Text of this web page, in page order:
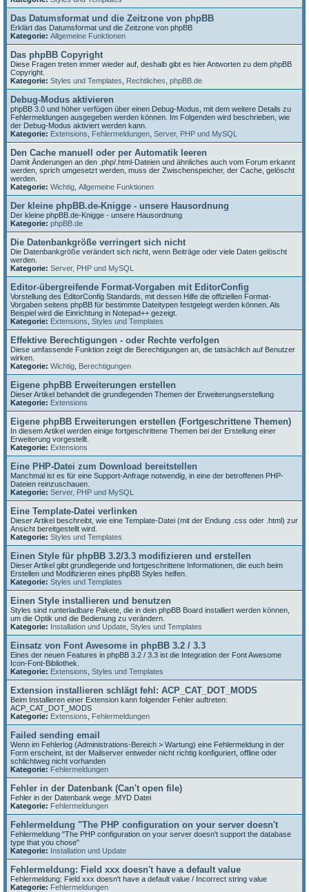
Das Datumsformat und die Zeitzone von phpBB
Erklärt das Datumsformat und die Zeitzone von phpBB
Kategorie: Allgemeine Funktionen
Das phpBB Copyright
Diese Fragen treten immer wieder auf, deshalb gibt es hier Antworten zu dem phpBB
Copyright.
Kategorie: Styles und Templates Rechtliches phpBB.de
Debug-Modus aktivieren
phpBB 3.0 und höher verfügen über einen Debug-Modus, mit dem weitere Details zu
Fehlermeldungen ausgegeben werden können. Im Folgenden wird beschrieben, wie
der Debug-Modus aktiviert werden kann.
Kategorie: Extensions Fehlermeldungen Server, PHP und MySQL
Den Cache manuell oder per Automatik leeren
Damit Änderungen an den .php/.html-Dateien und ähnliches auch vom Forum erkannt
werden, sprich umgesetzt werden, muss der Zwischenspeicher, der Cache, gelöscht
werden.
Kategorie: Wichtig Allgemeine Funktionen
Der kleine phpBB.de-Knigge - unsere Hausordnung
Der kleine phpBB.de-Knigge - unsere Hausordnung
Kategorie: phpBB.de
Die Datenbankgröße verringert sich nicht
Die Datenbankgröße verändert sich nicht, wenn Beiträge oder viele Daten gelöscht
werden.
Kategorie: Server, PHP und MySQL
Editor-übergreifende Format-Vorgaben mit EditorConfig
Vorstellung des EditorConfig Standards, mit dessen Hilfe die offiziellen Format-
Vorgaben seitens phpBB für bestimmte Dateitypen festgelegt werden können. Als
Beispiel wird die Einrichtung in Notepad++ gezeigt.
Kategorie: Extensions Styles und Templates
Effektive Berechtigungen - oder Rechte verfolgen
Diese umfassende Funktion zeigt die Berechtigungen an, die tatsächlich auf Benutzer
wirken.
Kategorie: Wichtig Berechtigungen
Eigene phpBB Erweiterungen erstellen
Dieser Artikel behandelt die grundlegenden Themen der Erweiterungserstellung
Kategorie: Extensions
Eigene phpBB Erweiterungen erstellen (Fortgeschrittene Themen)
In diesem Artikel werden einige fortgeschrittene Themen bei der Erstellung einer
Erweiterung vorgestellt.
Kategorie: Extensions
Eine PHP-Datei zum Download bereitstellen
Manchmal ist es für eine Support-Anfrage notwendig, in eine der betroffenen PHP-
Dateien reinzuschauen.
Kategorie: Server, PHP und MySQL
Eine Template-Datei verlinken
Dieser Artikel beschreibt, wie eine Template-Datei (mit der Endung .css oder .html) zur
Ansicht bereitgestellt wird.
Kategorie: Styles und Templates
Einen Style für phpBB 3.2/3.3 modifizieren und erstellen
Dieser Artikel gibt grundlegende und fortgeschrittene Informationen, die euch beim
Erstellen und Modifizieren eines phpBB Styles helfen.
Kategorie: Styles und Templates
Einen Style installieren und benutzen
Styles sind runterladbare Pakete, die in dein phpBB Board installiert werden können,
um die Optik und die Bedienung zu verändern.
Kategorie: Installation und Update Styles und Templates
Einsatz von Font Awesome in phpBB 3.2 / 3.3
Eines der neuen Features in phpBB 3.2 / 3.3 ist die Integration der Font Awesome
Icon-Font-Bibliothek.
Kategorie: Extensions Styles und Templates
Extension installieren schlägt fehl: ACP_CAT_DOT_MODS
Beim Installieren einer Extension kann folgender Fehler auftreten:
ACP_CAT_DOT_MODS
Kategorie: Extensions Fehlermeldungen
Failed sending email
Wenn im Fehlerlog (Administrations-Bereich > Wartung) eine Fehlermeldung in der
Form erscheint, ist der Mailserver entweder nicht richtig konfiguriert, offline oder
schlichtweg nicht vorhanden
Kategorie: Fehlermeldungen
Fehler in der Datenbank (Can't open file)
Fehler in der Datenbank wege .MYD Datei
Kategorie: Fehlermeldungen
Fehlermeldung "The PHP configuration on your server doesn't
Fehlermeldung "The PHP configuration on your server doesn't support the database
type that you chose"
Kategorie: Installation und Update
Fehlermeldung: Field xxx doesn't have a default value
Fehlermeldung: Field xxx doesn't have a default value / Incorrect string value
Kategorie: Fehlermeldungen